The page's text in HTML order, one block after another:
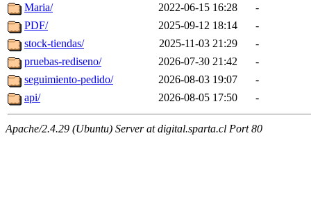
Maria/
2022-06-15 16:28
-
PDF/
2025-09-12 18:14
-
stock-tiendas/
2025-11-03 21:29
-
pruebas-rediseno/
2026-07-30 21:42
-
seguimiento-pedido/
2026-08-03 19:07
-
api/
2026-08-05 17:50 -
Apache/2.4.29 (Ubuntu) Server at digital.sparta.cl Port 80